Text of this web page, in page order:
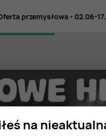
na
przemysłowa - 02.06-